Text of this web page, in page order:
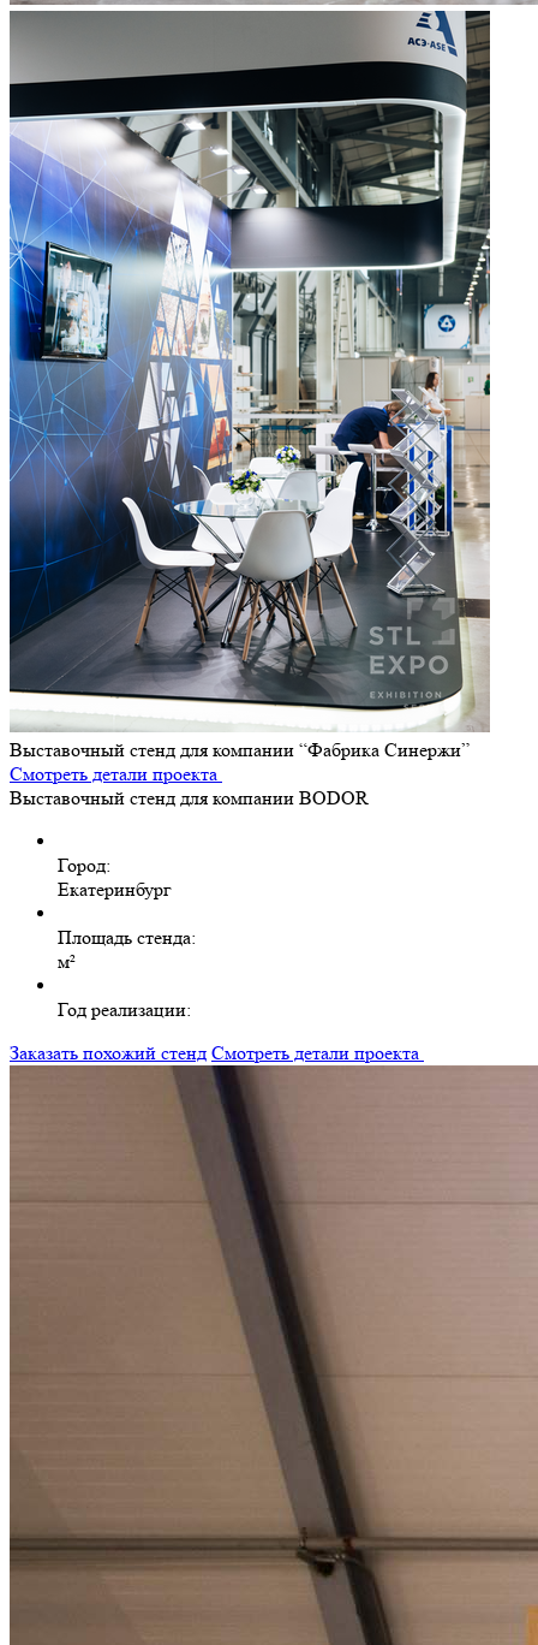
Выставочный стенд для компании “Фабрика Синержи”
Смотреть детали проекта
Выставочный стенд для компании BODOR
Город:
Екатеринбург
Площадь стенда:
м²
Год реализации:
Заказать похожий стенд Смотреть детали проекта